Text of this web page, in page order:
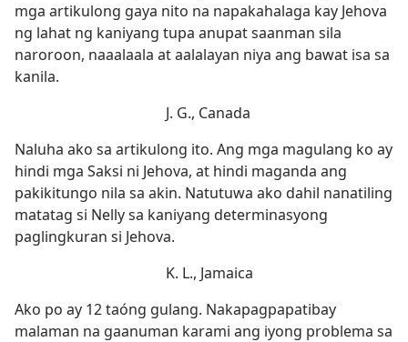
mga artikulong gaya nito na napakahalaga kay Jehova
ng lahat ng kaniyang tupa anupat saanman sila
naroroon, naaalaala at aalalayan niya ang bawat isa sa
kanila.
J. G., Canada
Naluha ako sa artikulong ito. Ang mga magulang ko ay
hindi mga Saksi ni Jehova, at hindi maganda ang
pakikitungo nila sa akin. Natutuwa ako dahil nanatiling
matatag si Nelly sa kaniyang determinasyong
paglingkuran si Jehova.
K. L., Jamaica
Ako po ay 12 taóng gulang. Nakapagpapatibay
malaman na gaanuman karami ang iyong problema sa